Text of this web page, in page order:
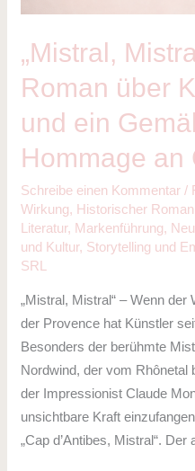
„Mistral,
Roman über
und ein
Hommage an
Schreibe einen Kommentar /
Wirkung, Historischer Roman
Literatur, Markenführung,
und Kultur, Storytelling und
SRL
„Mistral, Mistral“ – Wenn
der Provence hat Künstler
Besonders der berühmte
Nordwind, der vom Rhônetal
der Impressionist Claude
unsichtbare Kraft
„Cap d’Antibes, Mistral“.
Kunst,
Rivalität
und
ein
Gemälde
als
Hommage
Claude
Monet